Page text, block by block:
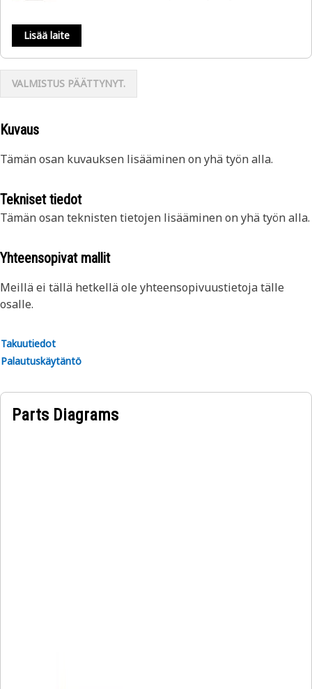
Lisää laite
VALMISTUS PÄÄTTYNYT.
Kuvaus
Tämän osan kuvauksen lisääminen on yhä työn alla.
Tekniset tiedot
Tämän osan teknisten tietojen lisääminen on yhä työn alla.
Yhteensopivat mallit
Meillä ei tällä hetkellä ole yhteensopivuustietoja tälle
osalle.
Takuutiedot
Palautuskäytäntö
Parts Diagrams